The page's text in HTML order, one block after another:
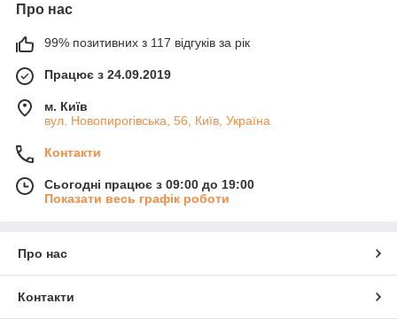
Про нас
99% позитивних з 117 відгуків за рік
Працює з 24.09.2019
м. Київ
вул. Новопирогівська, 56, Київ, Україна
Контакти
Сьогодні працює з 09:00 до 19:00
Показати весь графік роботи
Про нас
Контакти